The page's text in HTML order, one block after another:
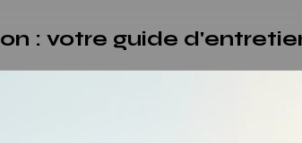
: votre guide